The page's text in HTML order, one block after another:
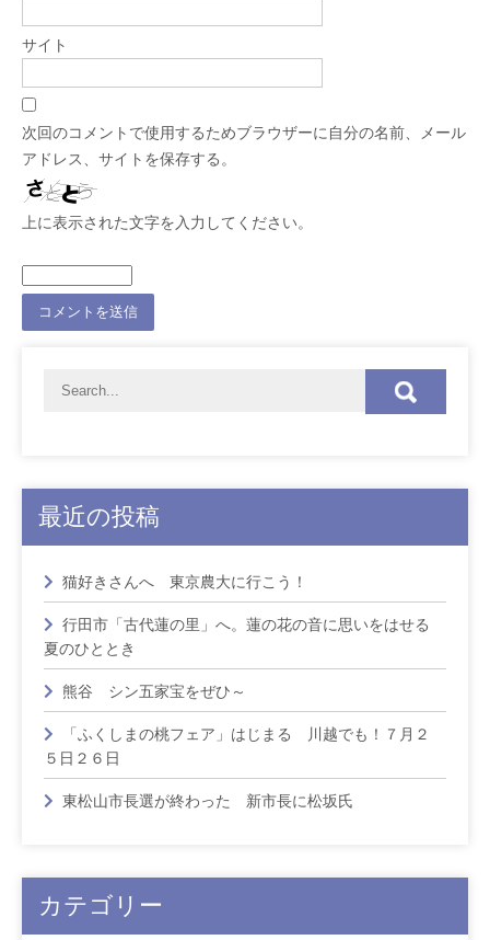
サイト
次回のコメントで使用するためブラウザーに自分の名前、メール
アドレス、サイトを保存する。
上に表示された文字を入力してください。
最近の投稿
猫好きさんへ 東京農大に行こう！
行田市「古代蓮の里」へ。蓮の花の音に思いをはせる
夏のひととき
熊谷 シン五家宝をぜひ～
「ふくしまの桃フェア」はじまる 川越でも！７月２
５日２６日
東松山市長選が終わった 新市長に松坂氏
カテゴリー